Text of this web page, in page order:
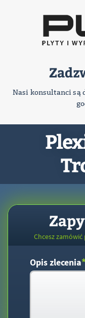
Nasi konsultanci są
Chcesz
Opis zlecenia*